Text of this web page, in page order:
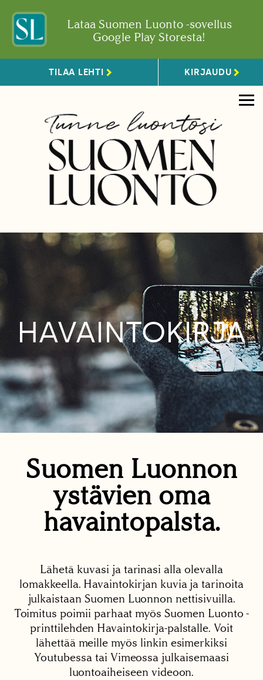
Lataa Suomen Luonto -sovellus
Google Play Storesta!
TILAA LEHTI KIRJAUDU
HAVAINTOKIRJA
Suomen Luonnon
ystävien oma
havaintopalsta.
Lähetä kuvasi ja tarinasi alla olevalla
lomakkeella. Havaintokirjan kuvia ja tarinoita
julkaistaan Suomen Luonnon nettisivuilla.
Toimitus poimii parhaat myös Suomen Luonto -
printtilehden Havaintokirja-palstalle. Voit
lähettää meille myös linkin esimerkiksi
Youtubessa tai Vimeossa julkaisemaasi
luontoaiheiseen videoon.